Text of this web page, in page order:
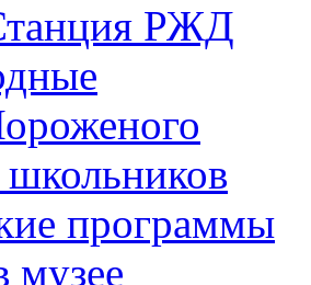
РЖД
программы
музее